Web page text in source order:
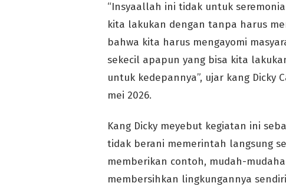
“Insyaallah ini tidak untuk
kita lakukan dengan tanpa harus
bahwa kita harus mengayomi
sekecil apapun yang bisa kita
untuk kedepannya”, ujar kang Dicky
mei 2026.
Kang Dicky meyebut kegiatan ini
tidak berani memerintah langsung
memberikan contoh, mudah-
membersihkan lingkungannya